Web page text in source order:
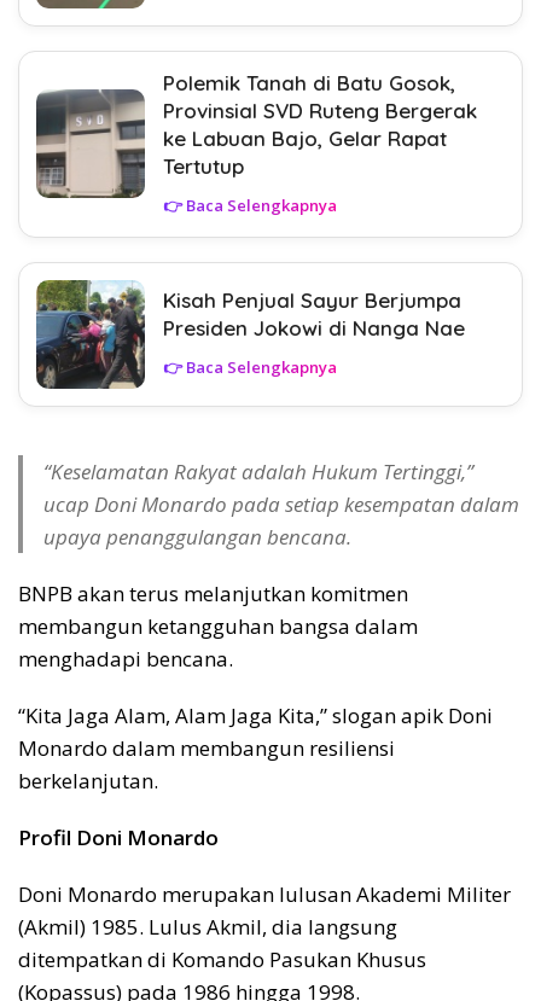
Polemik Tanah di Batu Gosok,
Provinsial SVD Ruteng Bergerak
ke Labuan Bajo, Gelar Rapat
Tertutup
👉 Baca Selengkapnya
Kisah Penjual Sayur Berjumpa
Presiden Jokowi di Nanga Nae
👉 Baca Selengkapnya
“Keselamatan Rakyat adalah Hukum Tertinggi,”
ucap Doni Monardo pada setiap kesempatan dalam
upaya penanggulangan bencana.
BNPB akan terus melanjutkan komitmen
membangun ketangguhan bangsa dalam
menghadapi bencana.
“Kita Jaga Alam, Alam Jaga Kita,” slogan apik Doni
Monardo dalam membangun resiliensi
berkelanjutan.
Profil Doni Monardo
Doni Monardo merupakan lulusan Akademi Militer
(Akmil) 1985. Lulus Akmil, dia langsung
ditempatkan di Komando Pasukan Khusus
(Kopassus) pada 1986 hingga 1998.